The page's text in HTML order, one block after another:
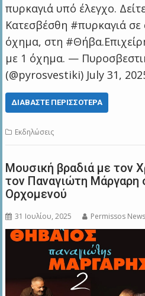
πυρκαγιά υπό έλεγχο.
Κατεσβέσθη #πυρκαγιά σε
όχημα, στη
με 1 όχημα. —
(@pyrosvestiki) July 31,
ΔΙΑΒΆΣΤΕ ΠΕΡΙΣΣΌΤΕΡΑ
Εκδηλώσεις
Μουσική βραδιά με τον
τον Παναγιώτη Μάργαρη
Ορχομενού
31 Ιουλίου, 2025 Permissos